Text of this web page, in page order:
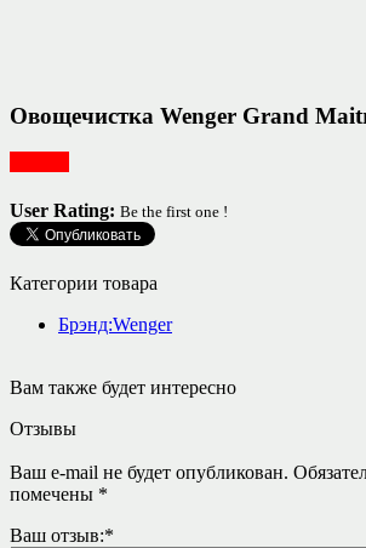
Овощечистка Wenger Grand
User Rating: Be the first one !
Категории товара
Брэнд:Wenger
Вам также будет интересно
Отзывы
Ваш e-mail не будет опубликован.
помечены *
Ваш отзыв:*